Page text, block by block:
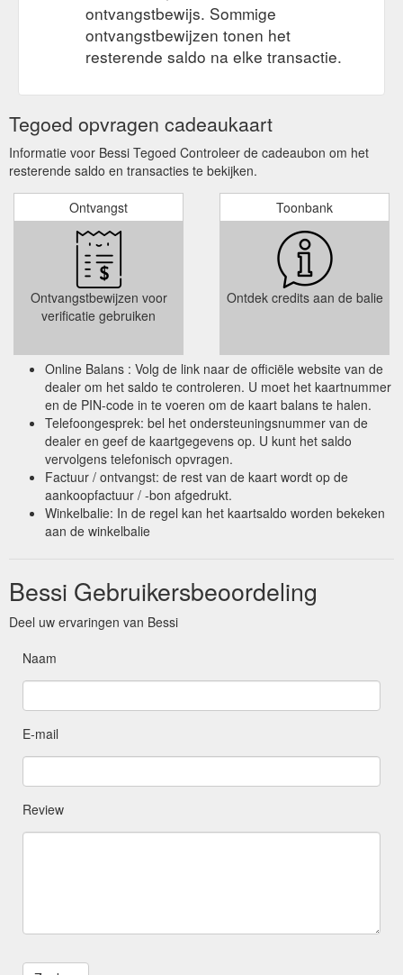
ontvangstbewijs. Sommige
ontvangstbewijzen tonen het
resterende saldo na elke transactie.
Tegoed opvragen cadeaukaart
Informatie voor Bessi Tegoed Controleer de cadeaubon om het
resterende saldo en transacties te bekijken.
Ontvangst
Ontvangstbewijzen voor
verificatie gebruiken
Toonbank
Ontdek credits aan de balie
Online Balans : Volg de link naar de officiële website van de
dealer om het saldo te controleren. U moet het kaartnummer
en de PIN-code in te voeren om de kaart balans te halen.
Telefoongesprek: bel het ondersteuningsnummer van de
dealer en geef de kaartgegevens op. U kunt het saldo
vervolgens telefonisch opvragen.
Factuur / ontvangst: de rest van de kaart wordt op de
aankoopfactuur / -bon afgedrukt.
Winkelbalie: In de regel kan het kaartsaldo worden bekeken
aan de winkelbalie
Bessi Gebruikersbeoordeling
Deel uw ervaringen van Bessi
Naam
E-mail
Review